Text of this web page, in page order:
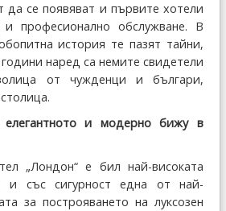
да се появяват и първите хотели
професионално обслужване. В
история те пазят тайни,
наред са немите свидетели
от чужденци и българи,
елегантното и модерно бижу в
„Лондон“ е бил най-високата
и със сигурност една от най-
за построяването на луксозен